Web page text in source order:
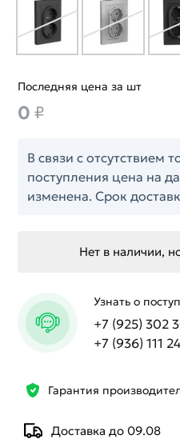
Гарантия
Доставка до 09.08
Последняя цена за шт
0 ₽
В связи с отсутствием
поступления цена на
изменена. Срок
Нет в наличии,
Узнать о
+7 (925) 302
+7 (936) 111